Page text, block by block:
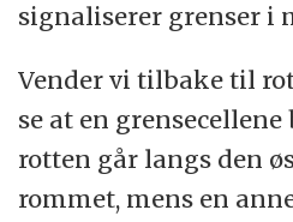
signaliserer grenser i
Vender vi tilbake til
se at en
rotten går langs den
rommet, mens en